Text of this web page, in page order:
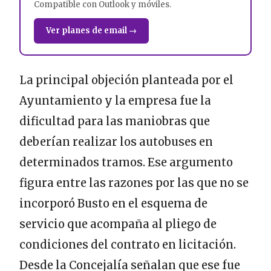
Compatible con Outlook y móviles.
Ver planes de email →
La principal objeción planteada por el
Ayuntamiento y la empresa fue la
dificultad para las maniobras que
deberían realizar los autobuses en
determinados tramos. Ese argumento
figura entre las razones por las que no se
incorporó Busto en el esquema de
servicio que acompaña al pliego de
condiciones del contrato en licitación.
Desde la Concejalía señalan que ese fue